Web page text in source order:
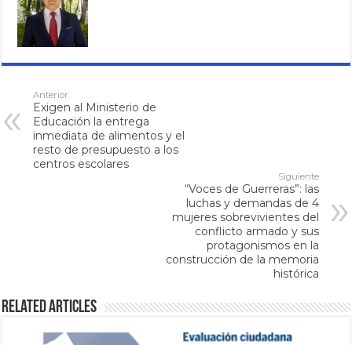
Anterior
Exigen al Ministerio de
Educación la entrega
inmediata de alimentos y el
resto de presupuesto a los
centros escolares
Siguiente
“Voces de Guerreras”: las
luchas y demandas de 4
mujeres sobrevivientes del
conflicto armado y sus
protagonismos en la
construcción de la memoria
histórica
Related Articles